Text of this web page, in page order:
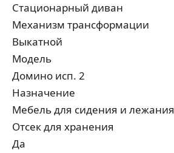
Стационарный диван
Механизм трансформации
Выкатной
Модель
Домино исп. 2
Назначение
Мебель для сидения и лежания
Отсек для хранения
Да